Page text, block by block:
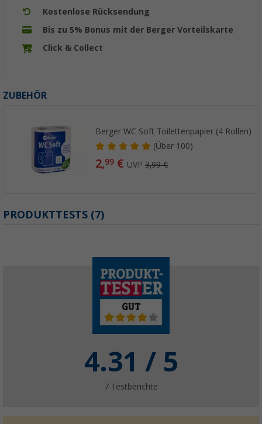
Kostenlose Rücksendung
Bis zu 5% Bonus mit der Berger Vorteilskarte
Click & Collect
ZUBEHÖR
Berger WC Soft Toilettenpapier (4 Rollen)
(Über100)
2,99 € UVP3,99 €
PRODUKTTESTS (7)
4.31 / 5
7 Testberichte